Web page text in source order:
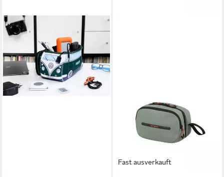
Fast ausverkauft